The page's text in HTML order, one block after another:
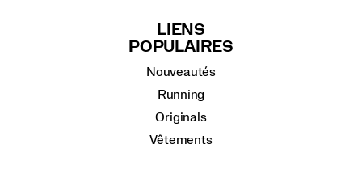
LIENS
POPULAIRES
Nouveautés
Running
Originals
Vêtements